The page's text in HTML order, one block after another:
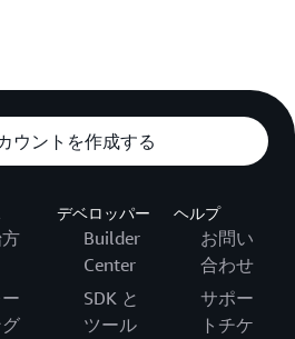
ウントを作成する
デベロッパー
Builder
Center
SDK と
ツール
ヘルプ
お問い
合わせ
サポー
トチケ